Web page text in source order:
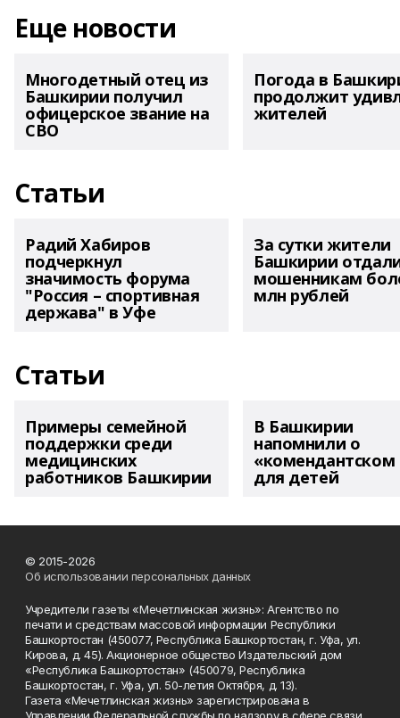
Еще новости
Многодетный отец из
Башкирии получил
офицерское звание на
СВО
Погода в
продолжит
жителей
Статьи
Радий Хабиров
подчеркнул
значимость форума
"Россия – спортивная
держава" в Уфе
За сутки жители
Башкирии
мошенникам
млн рублей
Статьи
Примеры семейной
поддержки среди
медицинских
работников Башкирии
В Башкирии
напомнили о
«комендантском
для детей
© 2015-2026
Об использовании персональных данных
Учредители газеты «Мечетлинская жизнь»: Агентство по
печати и средствам массовой информации Республики
Башкортостан (450077, Республика Башкортостан, г. Уфа, ул.
Кирова, д. 45). Акционерное общество Издательский дом
«Республика Башкортостан» (450079, Республика
Башкортостан, г. Уфа, ул. 50-летия Октября, д. 13).
Газета «Мечетлинская жизнь» зарегистрирована в